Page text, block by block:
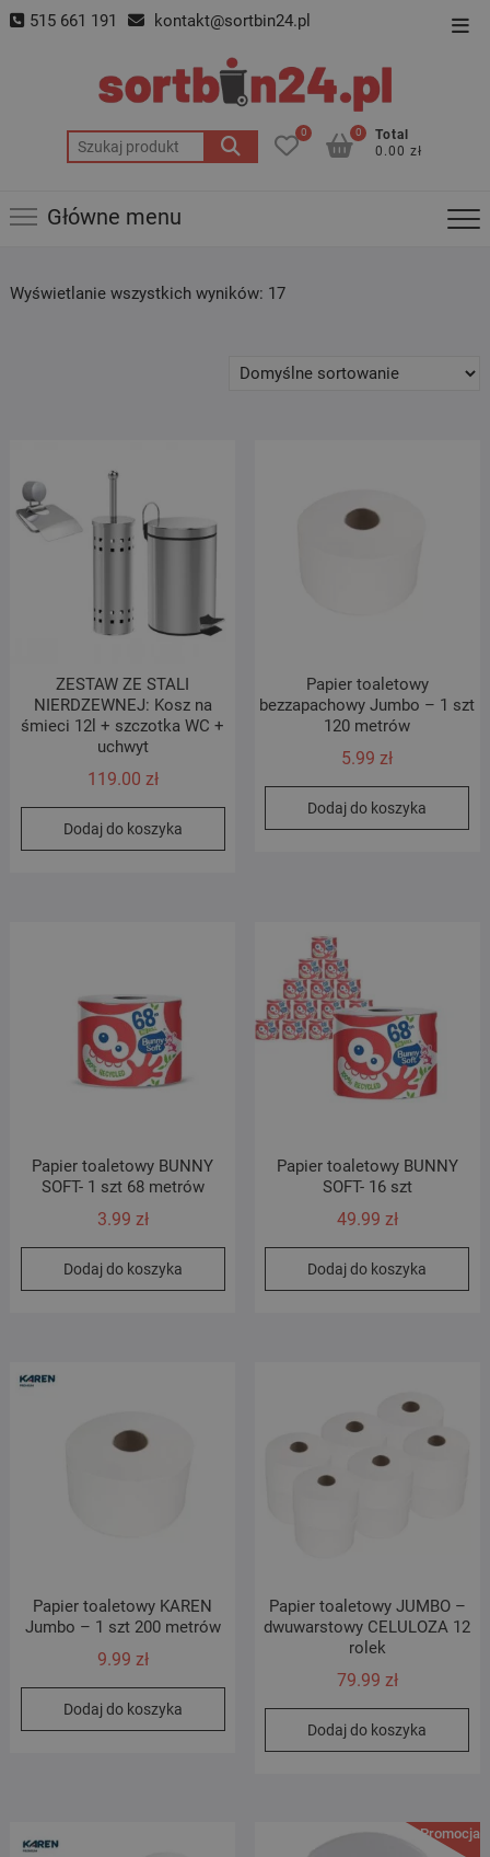
Skip 515 661 191 kontakt@sortbin24.pl
Szukaj:
0
Total
0.00 zł
0
Główne menu
Wyświetlanie wszystkich wyników: 17
ZESTAW ZE STALI
NIERDZEWNEJ: Kosz na
śmieci 12l + szczotka WC +
uchwyt
119.00 zł
Dodaj do koszyka
Papier toaletowy
bezzapachowy Jumbo – 1 szt
120 metrów
5.99zł
Dodaj do koszyka
Papier toaletowy BUNNY
SOFT- 1 szt 68 metrów
3.99 zł
Dodaj do koszyka
Papier toaletowy BUNNY
SOFT- 16 szt
49.99 zł
Dodaj do koszyka
Papier toaletowy KAREN
Jumbo – 1 szt 200 metrów
9.99 zł
Dodaj do koszyka
Papier toaletowy JUMBO –
dwuwarstowy CELULOZA 12
rolek
79.99 zł
Dodaj do koszyka
Promocja!